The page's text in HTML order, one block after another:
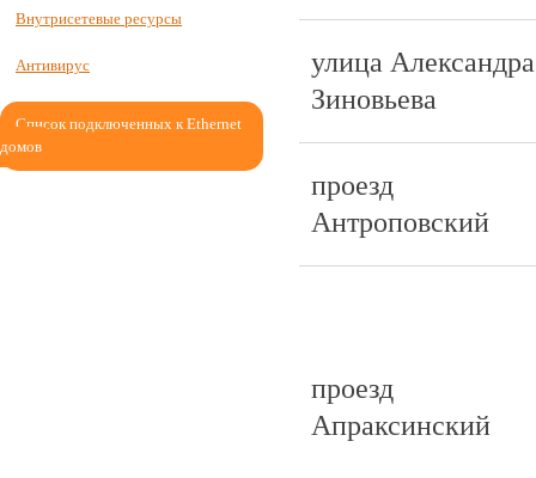
Внутрисетевые ресурсы
Антивирус
Список подключенных к Ethernet
домов
улица Александра
Зиновьева
проезд
Антроповский
проезд
Апраксинский